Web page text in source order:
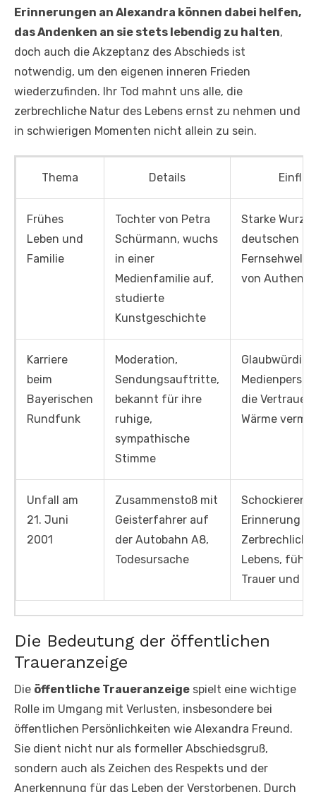
Erinnerungen an Alexandra können dabei helfen,
das Andenken an sie stets lebendig zu halten,
doch auch die Akzeptanz des Abschieds ist
notwendig, um den eigenen inneren Frieden
wiederzufinden. Ihr Tod mahnt uns alle, die
zerbrechliche Natur des Lebens ernst zu nehmen und
in schwierigen Momenten nicht allein zu sein.
Thema Details
Frühes
Leben und
Familie
Tochter von Petra
Schürmann, wuchs
in einer
Medienfamilie auf,
studierte
Kunstgeschichte
Starke
deutschen
Fernsehwelt,
von
Karriere
beim
Bayerischen
Rundfunk
Moderation,
Sendungsauftritte,
bekannt für ihre
ruhige,
sympathische
Stimme
Glaubwürdige
die
Wärme
Unfall am
21. Juni
2001
Zusammenstoß mit
Geisterfahrer auf
der Autobahn A8,
Todesursache
Erinnerung
Lebens,
Trauer und
Die Bedeutung der öffentlichen
Traueranzeige
Die öffentliche Traueranzeige spielt eine wichtige
Rolle im Umgang mit Verlusten, insbesondere bei
öffentlichen Persönlichkeiten wie Alexandra Freund.
Sie dient nicht nur als formeller Abschiedsgruß,
sondern auch als Zeichen des Respekts und der
Anerkennung für das Leben der Verstorbenen. Durch